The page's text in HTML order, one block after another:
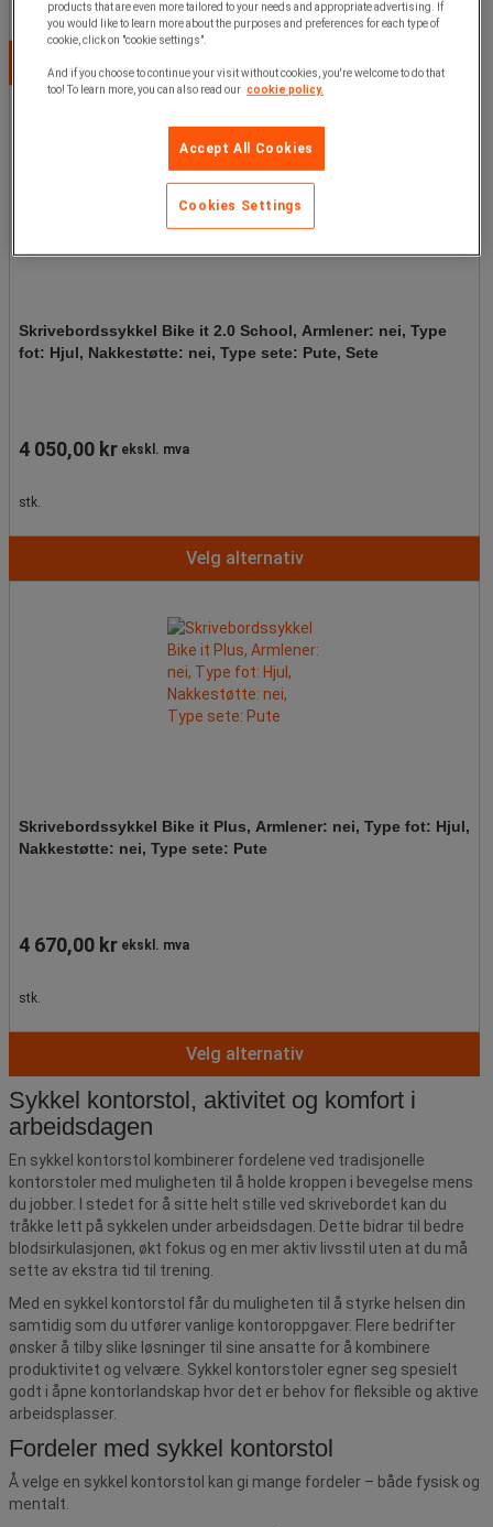
Velg alternativ
Skrivebordssykkel Bike it 2.0 School, Armlener: nei, Type
fot: Hjul, Nakkestøtte: nei, Type sete: Pute, Sete
4 050,00 kr ekskl. mva
stk.
Velg alternativ
Skrivebordssykkel Bike it Plus, Armlener: nei, Type fot: Hjul,
Nakkestøtte: nei, Type sete: Pute
4 670,00 kr ekskl. mva
stk.
Velg alternativ
Sykkel kontorstol, aktivitet og komfort i
arbeidsdagen
En sykkel kontorstol kombinerer fordelene ved tradisjonelle
kontorstoler med muligheten til å holde kroppen i bevegelse mens
du jobber. I stedet for å sitte helt stille ved skrivebordet kan du
tråkke lett på sykkelen under arbeidsdagen. Dette bidrar til bedre
blodsirkulasjonen, økt fokus og en mer aktiv livsstil uten at du må
sette av ekstra tid til trening.
Med en sykkel kontorstol får du muligheten til å styrke helsen din
samtidig som du utfører vanlige kontoroppgaver. Flere bedrifter
ønsker å tilby slike løsninger til sine ansatte for å kombinere
produktivitet og velvære. Sykkel kontorstoler egner seg spesielt
godt i åpne kontorlandskap hvor det er behov for fleksible og aktive
arbeidsplasser.
Fordeler med sykkel kontorstol
Å velge en sykkel kontorstol kan gi mange fordeler – både fysisk og
mentalt.
products that are even more tailored to your needs and appropriate advertising. If
you would like to learn more about the purposes and preferences for each type of
cookie, click on "cookie settings".
And if you choose to continue your visit without cookies, you're welcome to do that
too! To learn more, you can also read our cookie policy.
Accept All Cookies
Cookies Settings